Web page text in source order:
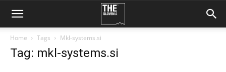
Home Tags Mkl-systems.si
Tag: mkl-systems.si